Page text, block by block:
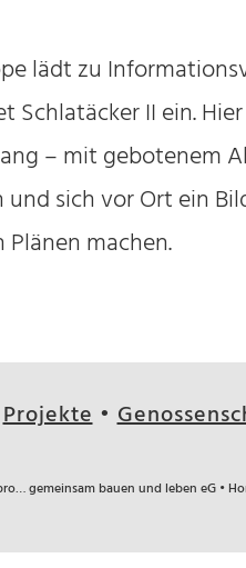
lädt zu
Schlatäcker II ein.
– mit gebotenem
und sich vor Ort ein
machen.
Projekte •
gemeinsam bauen und leben eG •